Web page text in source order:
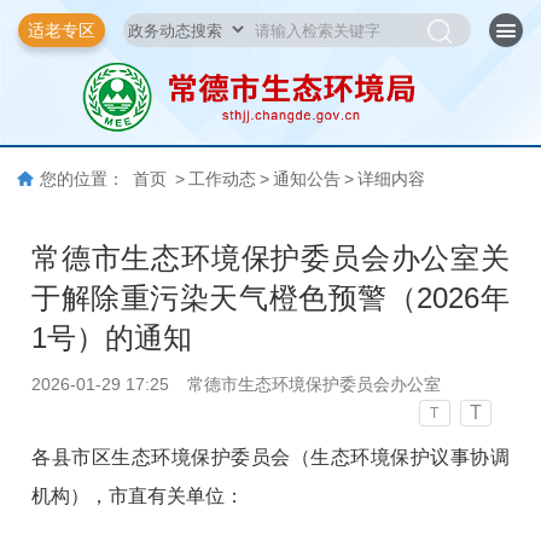
适老专区
您的位置： 首页 > 工作动态 > 通知公告 > 详细内容
常德市生态环境保护委员会办公室关
于解除重污染天气橙色预警（2026年
1号）的通知
2026-01-29 17:25 常德市生态环境保护委员会办公室
T T
各县市区生态环境保护委员会（生态环境保护议事协调
机构），市直有关单位：